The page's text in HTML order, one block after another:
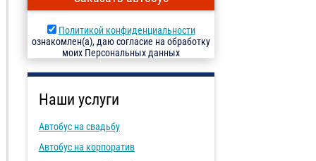
Политикой конфиденциальности
ознакомлен(а), даю согласие на обработку
моих Персональных данных
Наши услуги
Автобус на свадьбу
Автобус на корпоратив